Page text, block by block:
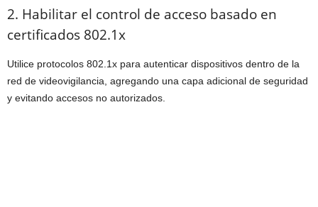
2. Habilitar el control de acceso basado en
certificados 802.1x
Utilice protocolos 802.1x para autenticar dispositivos dentro de la
red de videovigilancia, agregando una capa adicional de seguridad
y evitando accesos no autorizados.